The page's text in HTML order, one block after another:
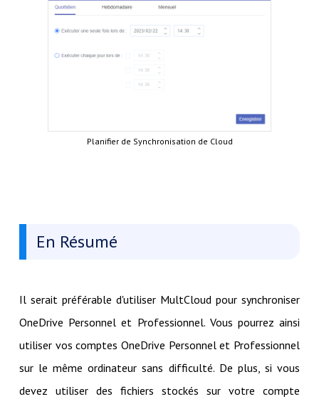
Planifier de Synchronisation de Cloud
En Résumé
Il serait préférable d'utiliser MultCloud pour synchroniser
OneDrive Personnel et Professionnel. Vous pourrez ainsi
utiliser vos comptes OneDrive Personnel et Professionnel
sur le même ordinateur sans difficulté. De plus, si vous
devez utiliser des fichiers stockés sur votre compte